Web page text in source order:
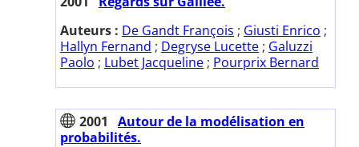
Auteurs : De Gandt François ; Giusti Enrico ;
Hallyn Fernand ; Degryse Lucette ; Galuzzi
Paolo ; Lubet Jacqueline ; Pourprix Bernard
2001
Autour de la modélisation en
probabilités.